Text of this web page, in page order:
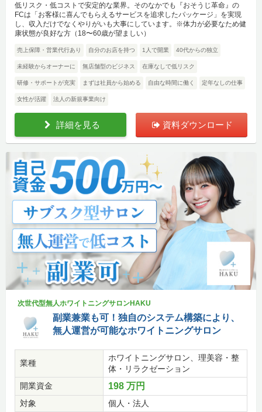
低リスク・低コストで安定的な業界。そのなかでも『おそうじ革命』の
FCは「お客様に喜んでもらえるサービスを追求したパッケージ」を実現
し、収入だけでなくやりがいも大事にしています。※体力が必要なため健
康状態が良好な方（18〜60歳が望ましい）
売上保障・営業代行あり 自分のお店を持つ 1人で開業 40代からの独立
未経験からオーナーに 無店舗型のビジネス 在庫なしで低リスク
研修・サポートが充実 まずは社員から始める 自由な時間に働く 定年なしの仕事
女性が活躍 法人の新規事業向け
詳細を見る 資料ダウンロード
次世代型無人ホワイトニングサロンHAKU
副業兼業も可！独自のシステム構築により、
無人運営が可能なホワイトニングサロン
業種
ホワイトニングサロン、理美容・整
体・リラクゼーション
開業資金
198 万円
対象 個人・法人